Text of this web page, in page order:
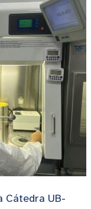
Cátedra UB-